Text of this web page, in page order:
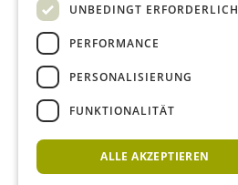
UNBEDINGT ERFORDERLICH
PERFORMANCE
PERSONALISIERUNG
FUNKTIONALITÄT
ALLE AKZEPTIEREN